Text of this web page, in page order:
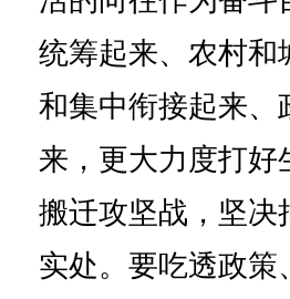
统筹起来、农村和
和集中衔接起来、
来，更大力度打好
搬迁攻坚战，坚决
实处。要吃透政策